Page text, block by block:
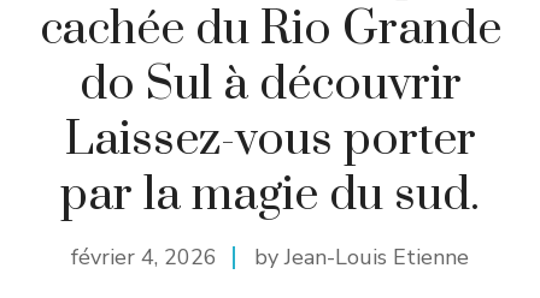
cachée du Rio Grande
do Sul à découvrir
Laissez-vous porter
par la magie du sud.
février 4, 2026 by Jean-Louis Etienne